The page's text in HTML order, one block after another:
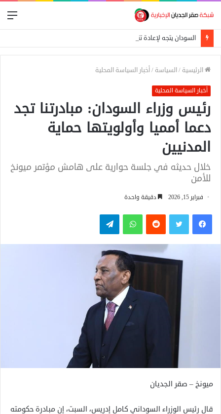
الرئيسية /السياسة /أخبار السياسة المحلية
أخبار السياسة المحلية
رئيس وزراء السودان: مبادرتنا تجد
دعما أمميا وأولويتها حماية
المدنيين
خلال حديثه في جلسة حوارية على هامش مؤتمر ميونخ
للأمن
فبراير 15, 2026 دقيقة واحدة
فيسبوكتويتر واتساب تيلقرام
ميونخ – صقر الجديان
قال رئيس الوزراء السوداني كامل إدريس، السبت، إن مبادرة حكومته